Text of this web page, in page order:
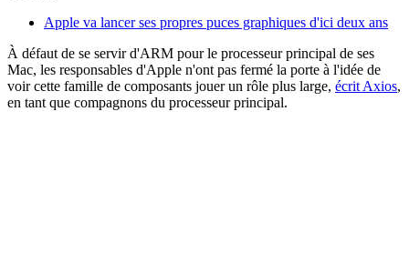
Apple va lancer ses propres puces graphiques d'ici deux ans
À défaut de se servir d'ARM pour le processeur principal de ses
Mac, les responsables d'Apple n'ont pas fermé la porte à l'idée de
voir cette famille de composants jouer un rôle plus large, écrit Axios,
en tant que compagnons du processeur principal.